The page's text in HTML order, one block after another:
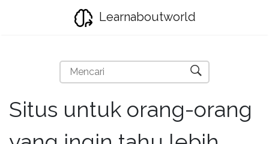
Learnaboutworld
Situs untuk orang-orang